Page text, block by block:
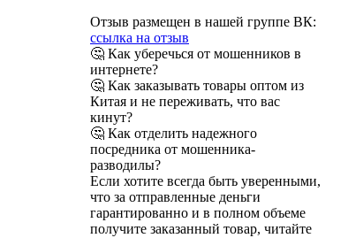
Отзыв размещен в нашей группе ВК:
ссылка на отзыв
🤔 Как уберечься от мошенников в
интернете?
🤔 Как заказывать товары оптом из
Китая и не переживать, что вас
кинут?
🤔 Как отделить надежного
посредника от мошенника-
разводилы?
Если хотите всегда быть уверенными,
что за отправленные деньги
гарантированно и в полном объеме
получите заказанный товар, читайте